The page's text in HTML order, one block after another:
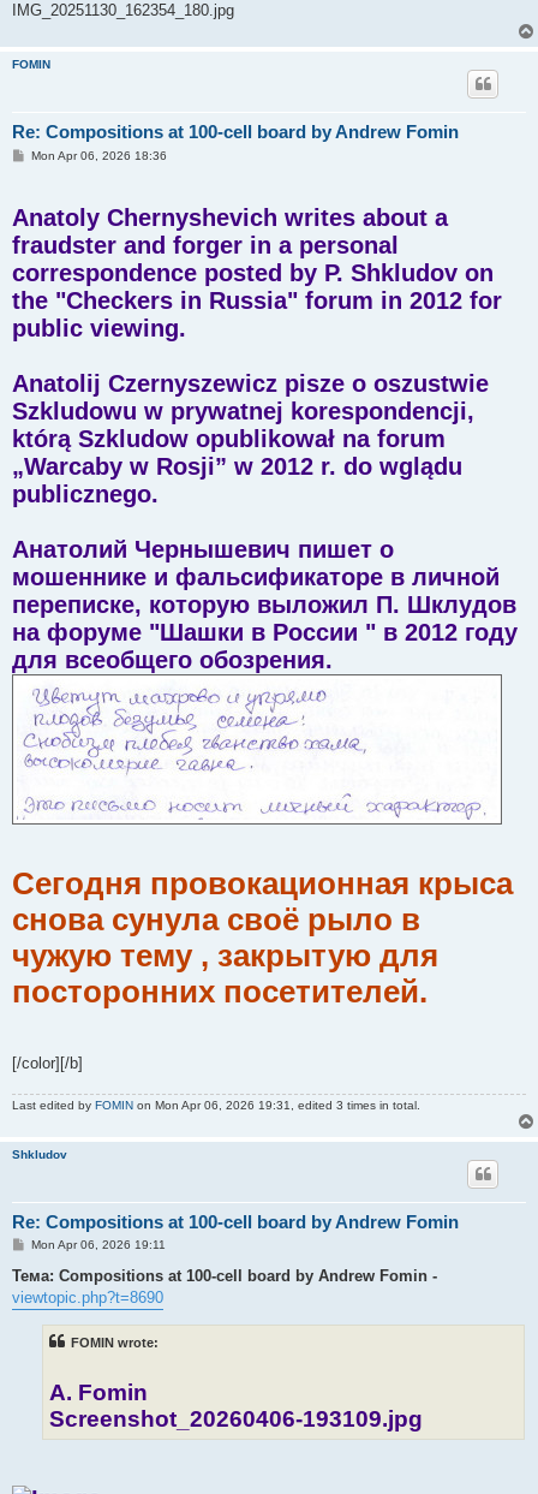
IMG_20251130_162354_180.jpg
FOMIN
Re: Compositions at 100-cell board by Andrew Fomin
PMon Apr 06, 2026 18:36
Anatoly Chernyshevich writes about a
fraudster and forger in a personal
correspondence posted by P. Shkludov on
the "Checkers in Russia" forum in 2012 for
public viewing.
Anatolij Czernyszewicz pisze o oszustwie
Szkludowu w prywatnej korespondencji,
którą Szkludow opublikował na forum
„Warcaby w Rosji” w 2012 r. do wglądu
publicznego.
Анатолий Чернышевич пишет о
мошеннике и фальсификаторе в личной
переписке, которую выложил П. Шклудов
на форуме "Шашки в России " в 2012 году
для всеобщего обозрения.
Сегодня провокационная крыса
снова сунула своё рыло в
чужую тему , закрытую для
посторонних посетителей.
[/color][/b]
Last edited by FOMIN on Mon Apr 06, 2026 19:31, edited 3 times in total.
Shkludov
Re: Compositions at 100-cell board by Andrew Fomin
P
s
Mon Apr 06, 2026 19:11
Тема: Compositions at 100-cell board by Andrew Fomin -
viewtopic.php?t=8690
FOMIN wrote:
A. Fomin
Screenshot_20260406-193109.jpg